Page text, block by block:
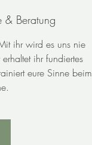
& Beratung
ihr wird es uns nie
ihr fundiertes
eure Sinne beim